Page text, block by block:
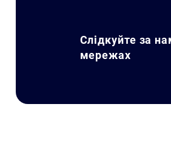
Слідкуйте за
мережах